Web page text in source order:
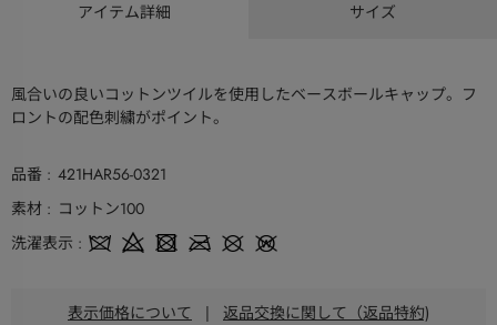
アイテム詳細 サイズ
風合いの良いコットンツイルを使用したベースボールキャップ。フ
ロントの配色刺繍がポイント。
品番
421HAR56-0321
素材
コットン100
洗濯表示
表示価格について | 返品交換に関して（返品特約)